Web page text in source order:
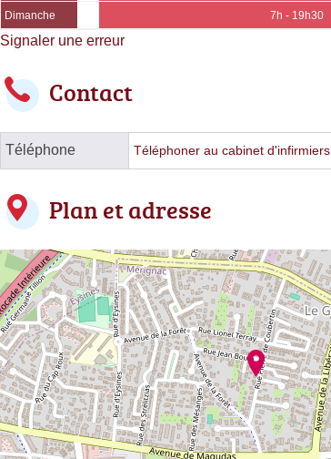
Dimanche 7h - 19h30
Signaler une erreur
Contact
Téléphone Téléphoner au cabinet d'infirmiers
Plan et adresse